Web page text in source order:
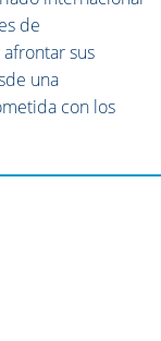
de
sus
una
con los